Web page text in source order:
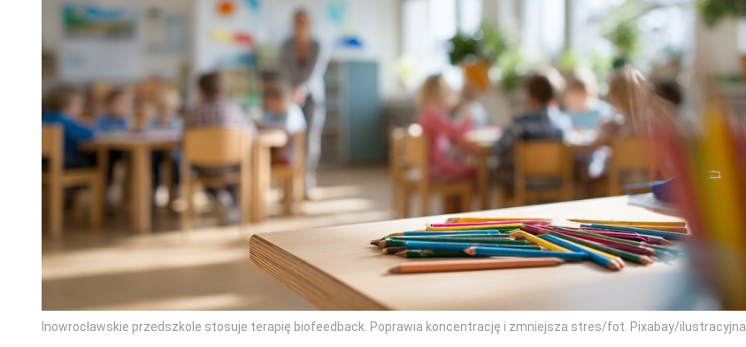
Inowrocławskie przedszkole stosuje terapię biofeedback. Poprawia koncentrację i zmniejsza stres/fot. Pixabay/ilustracyjna